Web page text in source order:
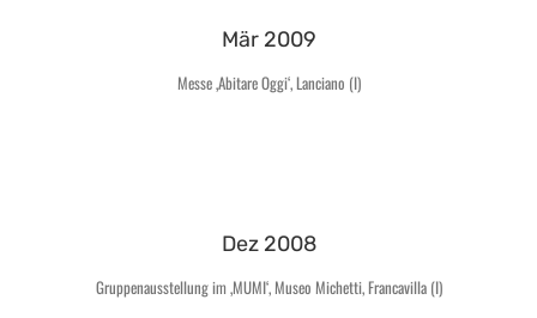
Mär 2009
Messe ‚Abitare Oggi‘, Lanciano (I)
Dez 2008
Gruppenausstellung im ‚MUMI‘, Museo Michetti, Francavilla (I)